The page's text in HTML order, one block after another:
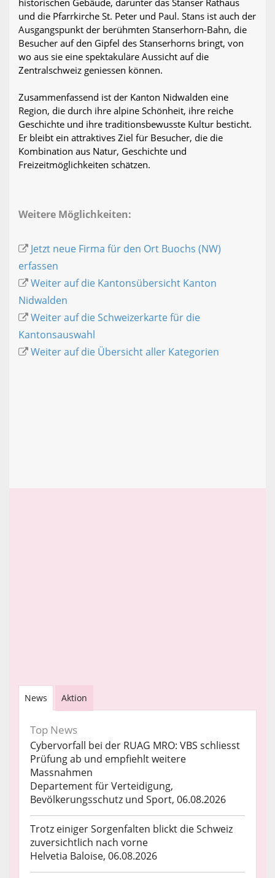
historischen Gebäude, darunter das Stanser Rathaus
und die Pfarrkirche St. Peter und Paul. Stans ist auch der
Ausgangspunkt der berühmten Stanserhorn-Bahn, die
Besucher auf den Gipfel des Stanserhorns bringt, von
wo aus sie eine spektakuläre Aussicht auf die
Zentralschweiz geniessen können.
Zusammenfassend ist der Kanton Nidwalden eine
Region, die durch ihre alpine Schönheit, ihre reiche
Geschichte und ihre traditionsbewusste Kultur besticht.
Er bleibt ein attraktives Ziel für Besucher, die die
Kombination aus Natur, Geschichte und
Freizeitmöglichkeiten schätzen.
Weitere Möglichkeiten:
Jetzt neue Firma für den Ort Buochs (NW)
erfassen
Weiter auf die Kantonsübersicht Kanton
Nidwalden
Weiter auf die Schweizerkarte für die
Kantonsauswahl
Weiter auf die Übersicht aller Kategorien
News Aktion
Top News
Cybervorfall bei der RUAG MRO: VBS schliesst
Prüfung ab und empfiehlt weitere
Massnahmen
Departement für Verteidigung,
Bevölkerungsschutz und Sport, 06.08.2026
Trotz einiger Sorgenfalten blickt die Schweiz
zuversichtlich nach vorne
Helvetia Baloise, 06.08.2026